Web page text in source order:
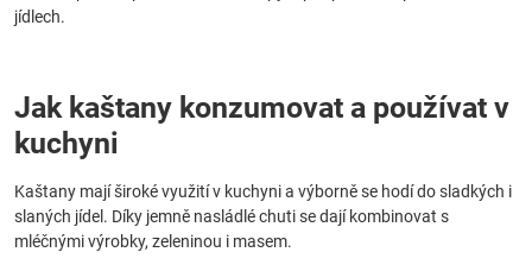
jídlech.
Jak kaštany konzumovat a používat v
kuchyni
Kaštany mají široké využití v kuchyni a výborně se hodí do sladkých i
slaných jídel. Díky jemně nasládlé chuti se dají kombinovat s
mléčnými výrobky, zeleninou i masem.